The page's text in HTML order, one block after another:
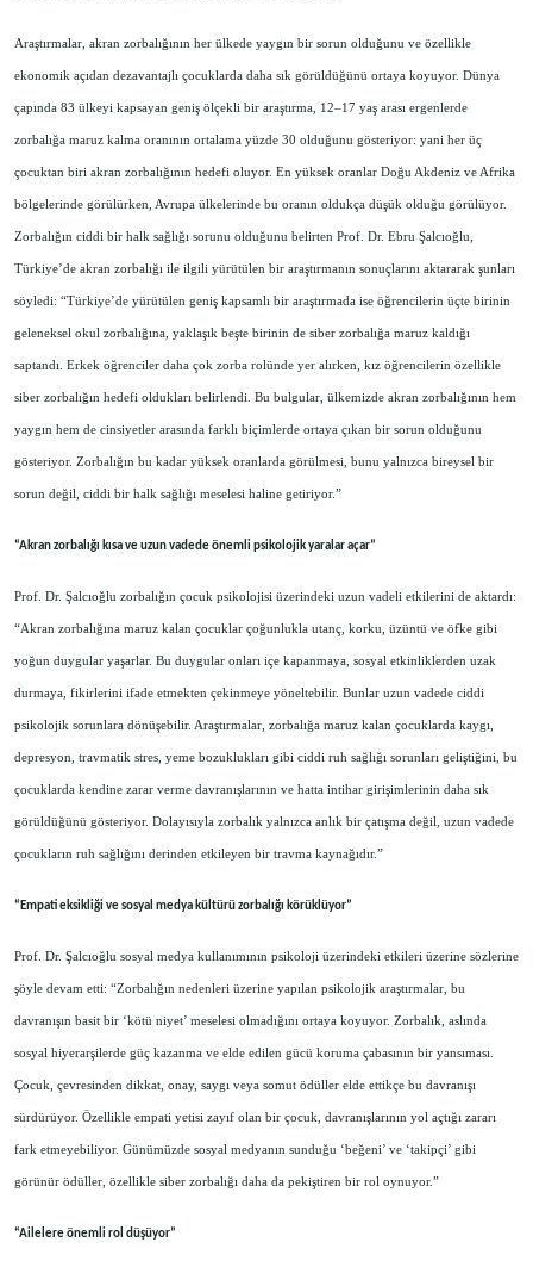
Araştırmalar, akran zorbalığının her ülkede yaygın bir sorun olduğunu ve özellikle
ekonomik açıdan dezavantajlı çocuklarda daha sık görüldüğünü ortaya koyuyor. Dünya
çapında 83 ülkeyi kapsayan geniş ölçekli bir araştırma, 12–17 yaş arası ergenlerde
zorbalığa maruz kalma oranının ortalama yüzde 30 olduğunu gösteriyor: yani her üç
çocuktan biri akran zorbalığının hedefi oluyor. En yüksek oranlar Doğu Akdeniz ve Afrika
bölgelerinde görülürken, Avrupa ülkelerinde bu oranın oldukça düşük olduğu görülüyor.
Zorbalığın ciddi bir halk sağlığı sorunu olduğunu belirten Prof. Dr. Ebru Şalcıoğlu,
Türkiye’de akran zorbalığı ile ilgili yürütülen bir araştırmanın sonuçlarını aktararak şunları
söyledi: “Türkiye’de yürütülen geniş kapsamlı bir araştırmada ise öğrencilerin üçte birinin
geleneksel okul zorbalığına, yaklaşık beşte birinin de siber zorbalığa maruz kaldığı
saptandı. Erkek öğrenciler daha çok zorba rolünde yer alırken, kız öğrencilerin özellikle
siber zorbalığın hedefi oldukları belirlendi. Bu bulgular, ülkemizde akran zorbalığının hem
yaygın hem de cinsiyetler arasında farklı biçimlerde ortaya çıkan bir sorun olduğunu
gösteriyor. Zorbalığın bu kadar yüksek oranlarda görülmesi, bunu yalnızca bireysel bir
sorun değil, ciddi bir halk sağlığı meselesi haline getiriyor.”
“Akran zorbalığı kısa ve uzun vadede önemli psikolojik yaralar açar”
Prof. Dr. Şalcıoğlu zorbalığın çocuk psikolojisi üzerindeki uzun vadeli etkilerini de aktardı:
“Akran zorbalığına maruz kalan çocuklar çoğunlukla utanç, korku, üzüntü ve öfke gibi
yoğun duygular yaşarlar. Bu duygular onları içe kapanmaya, sosyal etkinliklerden uzak
durmaya, fikirlerini ifade etmekten çekinmeye yöneltebilir. Bunlar uzun vadede ciddi
psikolojik sorunlara dönüşebilir. Araştırmalar, zorbalığa maruz kalan çocuklarda kaygı,
depresyon, travmatik stres, yeme bozuklukları gibi ciddi ruh sağlığı sorunları geliştiğini, bu
çocuklarda kendine zarar verme davranışlarının ve hatta intihar girişimlerinin daha sık
görüldüğünü gösteriyor. Dolayısıyla zorbalık yalnızca anlık bir çatışma değil, uzun vadede
çocukların ruh sağlığını derinden etkileyen bir travma kaynağıdır.”
“Empati eksikliği ve sosyal medya kültürü zorbalığı körüklüyor”
Prof. Dr. Şalcıoğlu sosyal medya kullanımının psikoloji üzerindeki etkileri üzerine sözlerine
şöyle devam etti: “Zorbalığın nedenleri üzerine yapılan psikolojik araştırmalar, bu
davranışın basit bir ‘kötü niyet’ meselesi olmadığını ortaya koyuyor. Zorbalık, aslında
sosyal hiyerarşilerde güç kazanma ve elde edilen gücü koruma çabasının bir yansıması.
Çocuk, çevresinden dikkat, onay, saygı veya somut ödüller elde ettikçe bu davranışı
sürdürüyor. Özellikle empati yetisi zayıf olan bir çocuk, davranışlarının yol açtığı zararı
fark etmeyebiliyor. Günümüzde sosyal medyanın sunduğu ‘beğeni’ ve ‘takipçi’ gibi
görünür ödüller, özellikle siber zorbalığı daha da pekiştiren bir rol oynuyor.”
“Ailelere önemli rol düşüyor”